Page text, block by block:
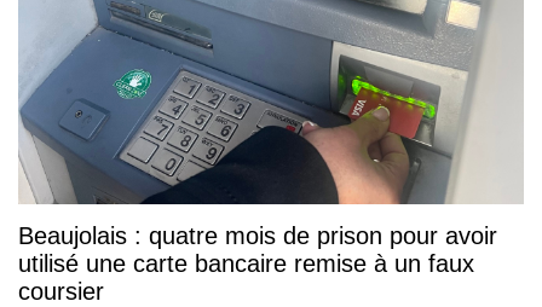
Beaujolais : quatre mois de prison pour avoir
utilisé une carte bancaire remise à un faux
coursier